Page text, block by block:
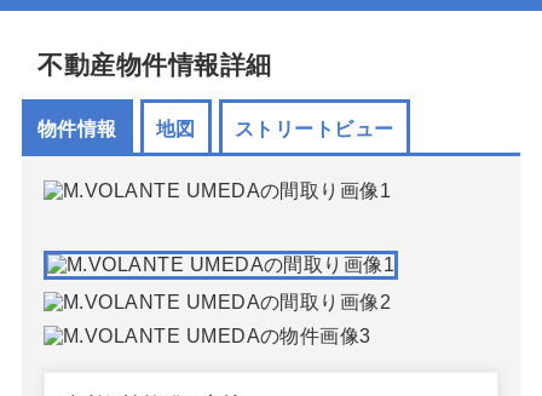
不動産物件情報詳細
物件情報 地図 ストリートビュー